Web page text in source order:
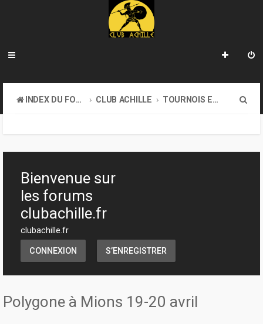
INDEX DU FORUM CLUB ACHILLE TOURNOIS ET EVENEMENTS
h
Bienvenue sur
les forums
clubachille.fr
clubachille.fr
CONNEXION S’ENREGISTRER
Polygone à Mions 19-20 avril